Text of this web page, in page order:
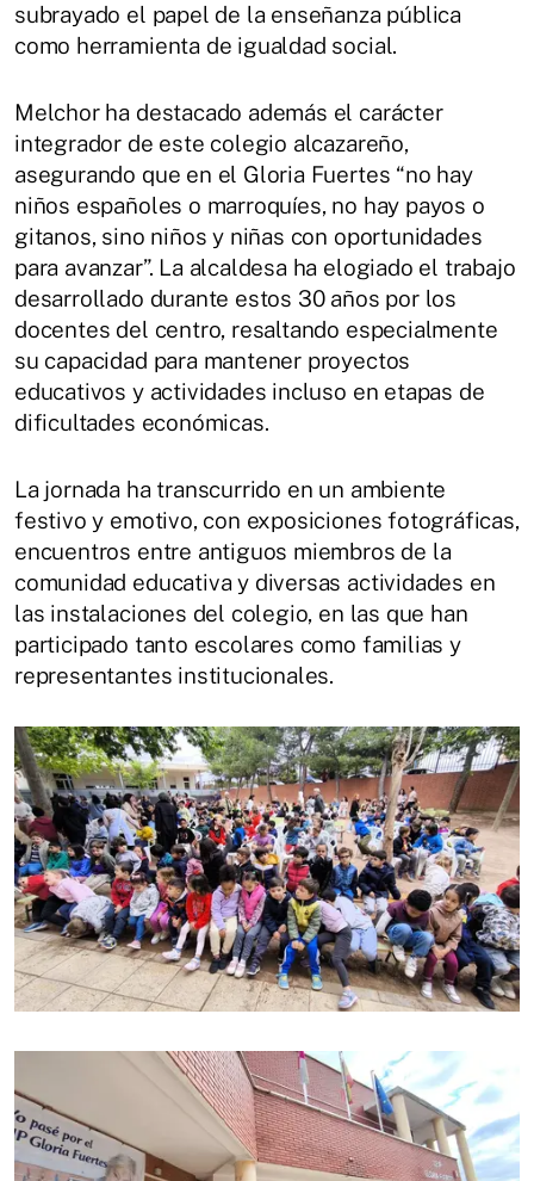
subrayado el papel de la enseñanza pública
como herramienta de igualdad social.
Melchor ha destacado además el carácter
integrador de este colegio alcazareño,
asegurando que en el Gloria Fuertes “no hay
niños españoles o marroquíes, no hay payos o
gitanos, sino niños y niñas con oportunidades
para avanzar”. La alcaldesa ha elogiado el trabajo
desarrollado durante estos 30 años por los
docentes del centro, resaltando especialmente
su capacidad para mantener proyectos
educativos y actividades incluso en etapas de
dificultades económicas.
La jornada ha transcurrido en un ambiente
festivo y emotivo, con exposiciones fotográficas,
encuentros entre antiguos miembros de la
comunidad educativa y diversas actividades en
las instalaciones del colegio, en las que han
participado tanto escolares como familias y
representantes institucionales.